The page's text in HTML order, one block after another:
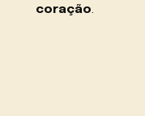
coração.